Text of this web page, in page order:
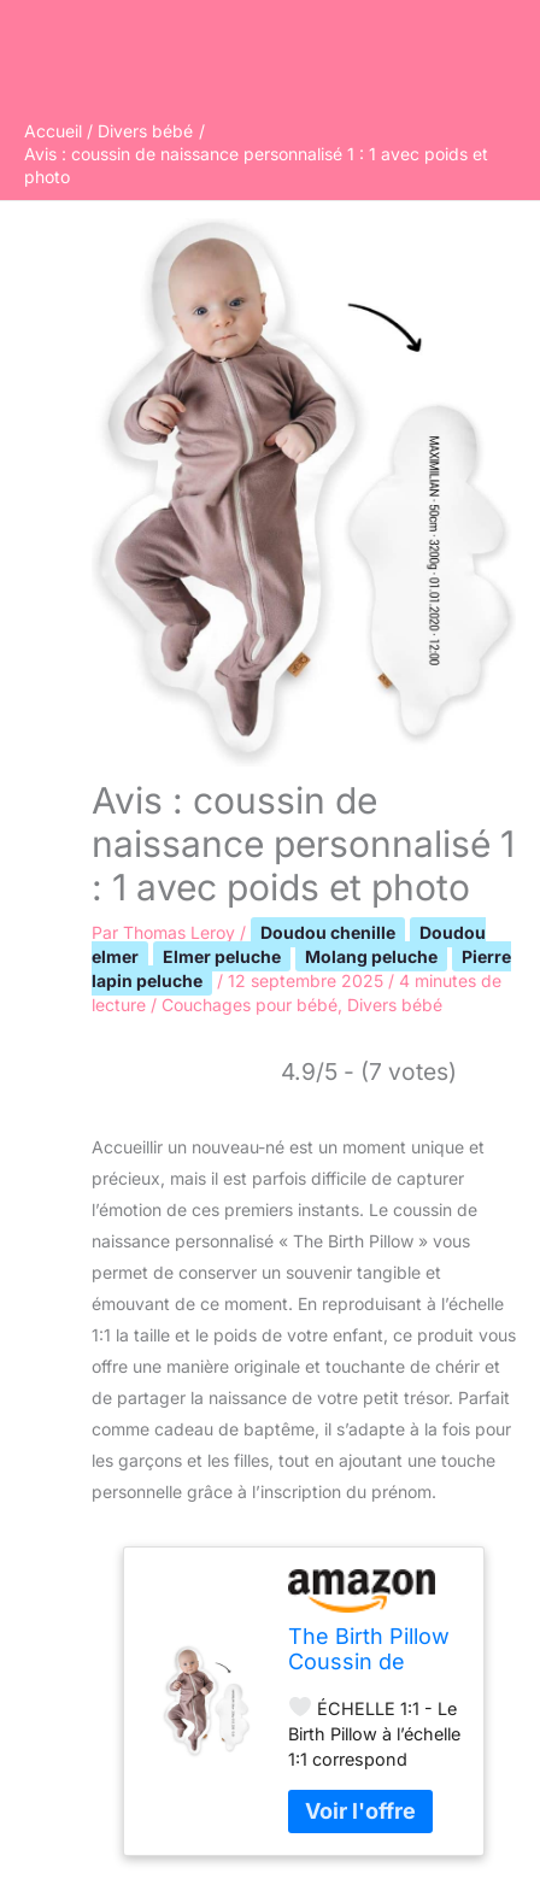
Accueil
Divers bébé
Avis : coussin de naissance personnalisé 1 : 1 avec poids et
photo
Avis : coussin de
naissance personnalisé 1
: 1 avec poids et photo
Par Thomas Leroy / Doudou chenille
Doudou
elmer
Elmer peluche Molang peluche
Pierre
lapin peluche
/ 12 septembre 2025 / 4 minutes de
lecture / Couchages pour bébé, Divers bébé
4.9/5 - (7 votes)
Accueillir un nouveau-né est un moment unique et
précieux, mais il est parfois difficile de capturer
l’émotion de ces premiers instants. Le coussin de
naissance personnalisé « The Birth Pillow » vous
permet de conserver un souvenir tangible et
émouvant de ce moment. En reproduisant à l’échelle
1:1 la taille et le poids de votre enfant, ce produit vous
offre une manière originale et touchante de chérir et
de partager la naissance de votre petit trésor. Parfait
comme cadeau de baptême, il s’adapte à la fois pour
les garçons et les filles, tout en ajoutant une touche
personnelle grâce à l’inscription du prénom.
The Birth Pillow
Coussin de
personnalisé
avec photo,
échelle 1:1 avec
poids | Avec
prénom pour
nouveau-né |
Souvenir en
ÉCHELLE 1:1 - Le
Birth Pillow à l’échelle
1:1 correspond
réelle de votre
nouveau-né. En
choisissant l’option